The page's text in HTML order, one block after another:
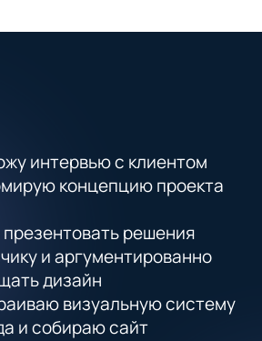
интервью с клиентом
концепцию проекта
решения
и аргументированно
дизайн
визуальную систему
и собираю сайт